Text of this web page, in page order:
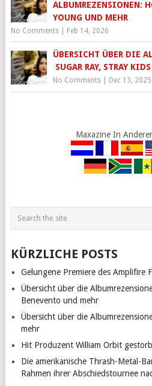
ALBUMREZENSIONEN:
YOUNG UND MEHR
No Comments| Feb 14, 2026
ÜBERSICHT ÜBER DIE
SUGAR RAY, STRAY
No Comments| Dec 13, 2025
Maxazine In
KÜRZLICHE POSTS
Gelungene Premiere des Amplifire
Übersicht über die
Benevento und mehr
Übersicht über die
mehr
Hit Produzent William Orbit
Die amerikanische Thrash-Metal-
Rahmen ihrer Abschiedstournee